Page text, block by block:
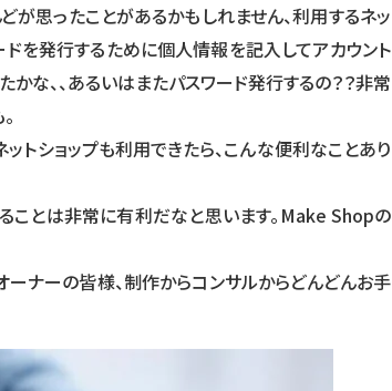
が思ったことがあるかもしれません、利用するネッ
を発行するために個人情報を記入してアカウント
かな、、あるいはまたパスワード発行するの？？非常
トショップも利用できたら、こんな便利なことあり
ことは非常に有利だなと思います。Make Shopの
ナーの皆様、制作からコンサルからどんどんお手